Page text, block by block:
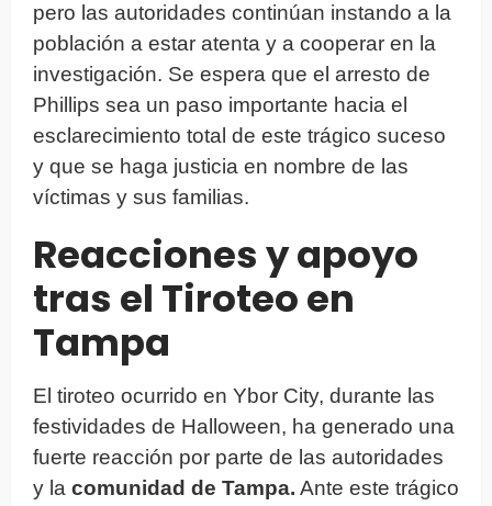
pero las autoridades continúan instando a la
población a estar atenta y a cooperar en la
investigación. Se espera que el arresto de
Phillips sea un paso importante hacia el
esclarecimiento total de este trágico suceso
y que se haga justicia en nombre de las
víctimas y sus familias.
Reacciones y apoyo
tras el Tiroteo en
Tampa
El tiroteo ocurrido en Ybor City, durante las
festividades de Halloween, ha generado una
fuerte reacción por parte de las autoridades
y la comunidad de Tampa. Ante este trágico